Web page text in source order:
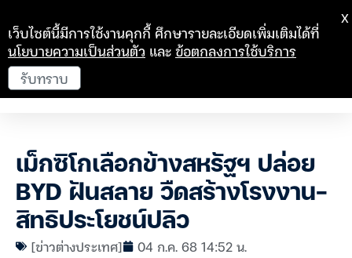
เม็กซิโกเลือกข้างสหรัฐฯ ปล่อย
BYD ฝันสลาย วืดสร้างโรงงาน-
สิทธิประโยชน์ปลิว
[ข่าวต่างประเทศ] 04 ก.ค. 68 14:52 น.
เว็บไซต์นี้มีการใช้งานคุกกี้ ศึกษารายละเอียดเพิ่มเติมได้ที่
นโยบายความเป็นส่วนตัว และข้อตกลงการใช้บริการ
รับทราบ
X